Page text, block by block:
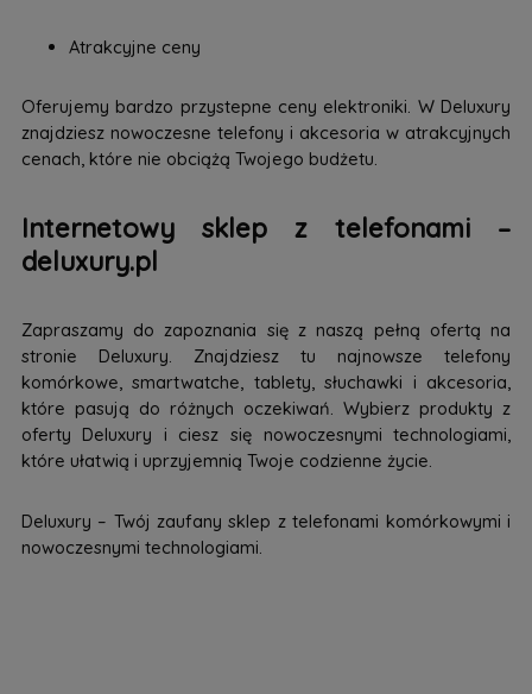
Atrakcyjne ceny
Oferujemy bardzo przystepne ceny elektroniki. W Deluxury
znajdziesz nowoczesne telefony i akcesoria w atrakcyjnych
cenach, które nie obciążą Twojego budżetu.
Internetowy sklep z telefonami –
deluxury.pl
Zapraszamy do zapoznania się z naszą pełną ofertą na
stronie Deluxury. Znajdziesz tu najnowsze telefony
komórkowe, smartwatche, tablety, słuchawki i akcesoria,
które pasują do różnych oczekiwań. Wybierz produkty z
oferty Deluxury i ciesz się nowoczesnymi technologiami,
które ułatwią i uprzyjemnią Twoje codzienne życie.
Deluxury – Twój zaufany sklep z telefonami komórkowymi i
nowoczesnymi technologiami.